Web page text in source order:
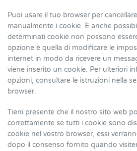
Puoi usare il tuo browser per
manualmente i cookie. È anche
determinati cookie non possono
opzione è quella di modificare le
internet in modo da ricevere un
viene inserito un cookie. Per ulteriori
opzioni, consultare le istruzioni nella
browser.
Tieni presente che il nostro sito web
correttamente se tutti i cookie sono
cookie nel vostro browser, essi
dopo il consenso fornito quando